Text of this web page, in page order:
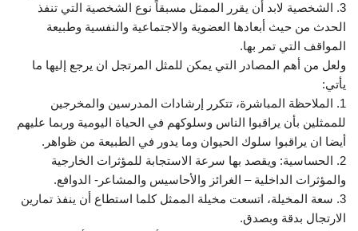
3. الشخصية لابد أن يقرر الممثل مسبقاً نوع الشخصية التي تنفذ
الحدث من حيث أبعادها العضوية والاجتماعية والنفسية وطبيعة
المواقف التي تمر بها.
ولعل من أهم المصادر التي يمكن للمثل المرتجل ان يرجع إليها ما
يأتي:
1. الملاحظة المباشرة، تتكرر إرشادات المدرسين والمخرجين
للممثلين بأن يراقبوا الناس وسلوكهم في الحياة اليومية وربما عليهم
أيضا ان يراقبوا سلوك الحيوان وما يدور في الطبيعة من ظواهر.
2. الحساسية: ويقصد بها سرعة الاستجابة للمؤثرات الخارجية
والمؤثرات الداخلية – الغرائز والأحاسيس والمشاعر- الدوافع.
3. سعة المخيلة، اتسعت مخيلة الممثل كلما استطاع أن ينفذ تمارين
الارتجال بدقة وبصدق.